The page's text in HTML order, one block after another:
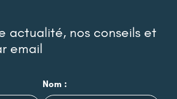
actualité, nos conseils et
email
Nom :